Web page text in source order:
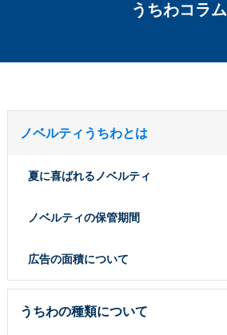
ポリうちわ（Sサイズ）
伝統⽵うちわ
伝統⽵うちわ（オリジナル）
紙うちわ
うちわコラム
ノベルティうちわとは
夏に喜ばれるノベルティ
ノベルティの保管期間
広告の面積について
うちわの種類について